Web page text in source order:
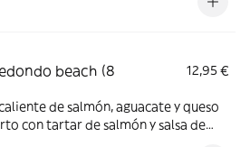
beach (8
12,95 €
de salmón, aguacate y queso
con tartar de salmón y salsa de